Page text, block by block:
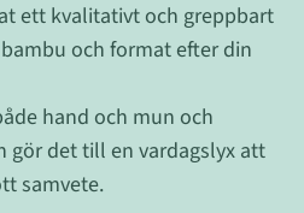
ett kvalitativt och greppbart
och format efter din
hand och mun och
gör det till en vardagslyx att
samvete.